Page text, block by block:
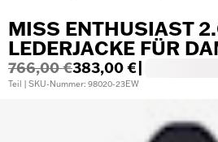
MISS ENTHUSIAST
LEDERJACKE FÜR
766,00 €383,00 €
Teil | SKU-Nummer: 98020-23EW